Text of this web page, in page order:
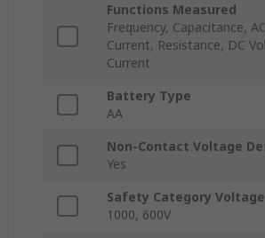
Functions Measured
Frequency, Capacitance,
Current, Resistance, DC
Current
Battery Type
AA
Non-Contact Voltage
Yes
Safety Category Voltage
1000, 600V